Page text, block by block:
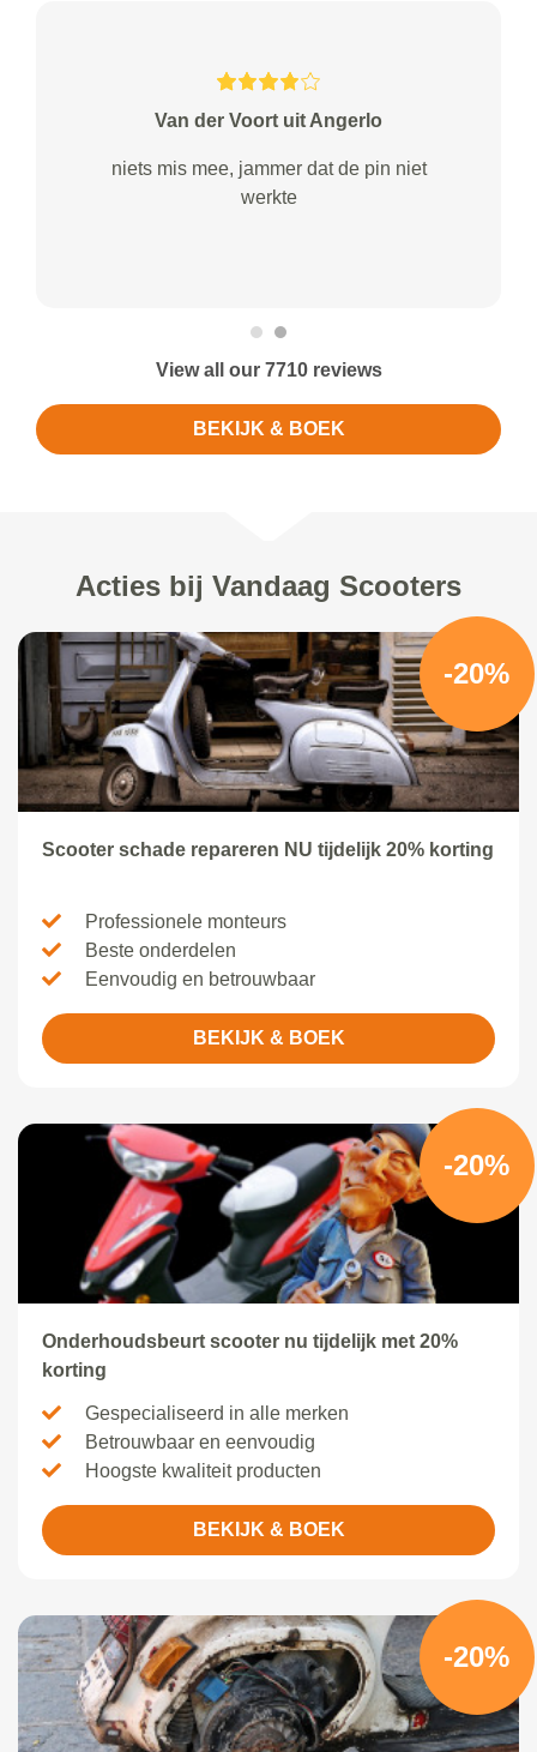
Van der Voort uit Angerlo
niets mis mee, jammer dat de pin niet
werkte
View all our 7710 reviews
BEKIJK & BOEK
Acties bij Vandaag Scooters
-20%
Scooter schade repareren NU tijdelijk 20% korting
Professionele monteurs
Beste onderdelen
Eenvoudig en betrouwbaar
BEKIJK & BOEK
-20%
Onderhoudsbeurt scooter nu tijdelijk met 20%
korting
Gespecialiseerd in alle merken
Betrouwbaar en eenvoudig
Hoogste kwaliteit producten
BEKIJK & BOEK
-20%